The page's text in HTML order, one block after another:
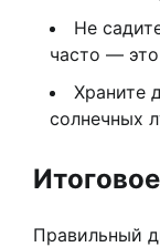
Не
часто —
Храните
солнечных
Правильный